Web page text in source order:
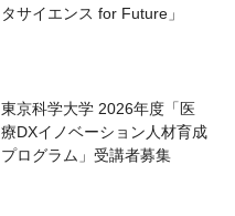
タサイエンス for Future」
東京科学大学 2026年度「医
療DXイノベーション人材育成
プログラム」受講者募集